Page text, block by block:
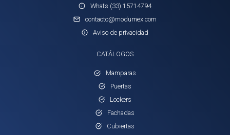
Whats (33) 15714794
contacto@modumex.com
Aviso de privacidad
CATÁLOGOS
Mamparas
Puertas
Lockers
Fachadas
Cubiertas